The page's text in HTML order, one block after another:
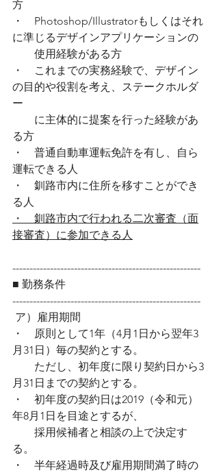
方
・　Photoshop/Illustratorもしくはそれ
に準じるデザインアプリケーションの
    　使用経験がある方
・　これまでの実務経験で、デザイン
の目的や役割を考え、ステークホルダ
ー
に主体的に提案を行った経験があ
る方
・　普通自動車運転免許を有し、自ら
運転できる人
・　釧路市内に住所を移すことができ
る人
・　釧路市内で行われる二次審査（面
接審査）に参加できる人
-------------------------------------------------------
■ 勤務条件
-------------------------------------------------------
ア）雇用期間
・　原則として1年（4月1日から翌年3
月31日）毎の契約とする。
ただし、初年度に限り契約日から3
月31日までの契約とする。
・　初年度の契約日は2019（令和元）
年8月1日を目途とするが、
採用候補者と相談の上で決定す
る。
・　半年経過時及び雇用期間満了時の